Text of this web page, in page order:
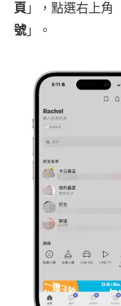
頁 」，點選右上角
號」。